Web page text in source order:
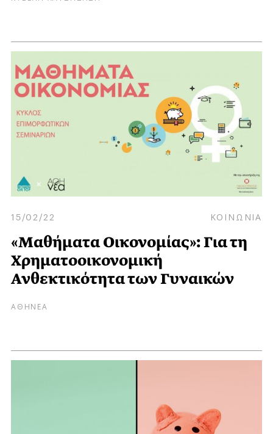
15/02/22 ΚΟΙΝΩΝΙΑ
«Μαθήματα Οικονομίας»: Για τη
Χρηματοοικονομική
Ανθεκτικότητα των Γυναικών
ΑΘΗΝΕΑ